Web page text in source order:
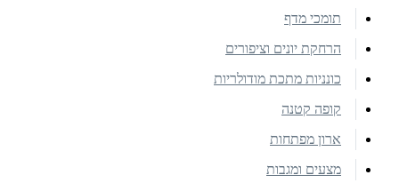
תומכי מדף
הרחקת יונים וציפורים
כונניות מתכת מודולריות
קופה קטנה
ארון מפתחות
מצעים ומגבות